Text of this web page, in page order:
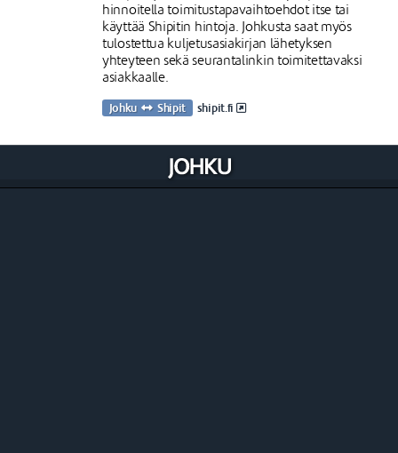
hinnoitella toimitustapavaihtoehdot itse tai
käyttää Shipitin hintoja. Johkusta saat myös
tulostettua kuljetusasiakirjan lähetyksen
yhteyteen sekä seurantalinkin toimitettavaksi
asiakkaalle.
Johku Shipit shipit.fi
Käsittele toimituksia työjonolla